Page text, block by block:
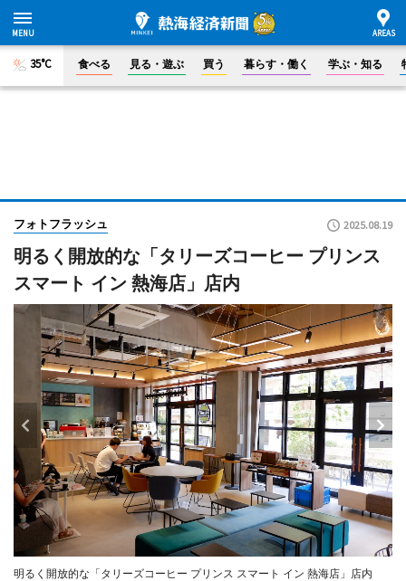
35°C 食べる 見る・遊ぶ 買う 暮らす・働く 学ぶ・知る
フォトフラッシュ 2025.08.19
明るく開放的な「タリーズコーヒー プリンス
スマート イン 熱海店」店内
明るく開放的な「タリーズコーヒー プリンス スマート イン 熱海店」店内